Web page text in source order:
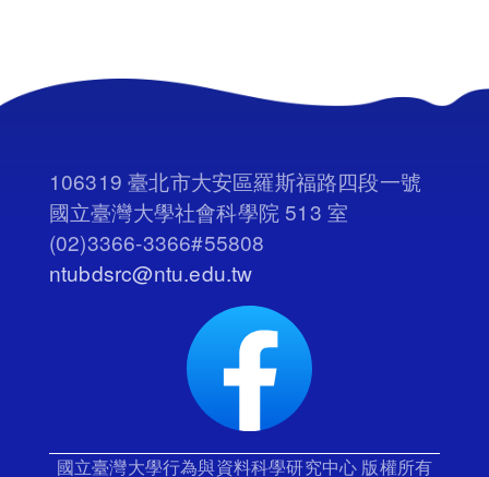
106319 臺北市大安區羅斯福路四段一號
國立臺灣大學社會科學院 513 室
(02)3366-3366#55808
ntubdsrc@ntu.edu.tw
國立臺灣大學行為與資料科學研究中心 版權所有